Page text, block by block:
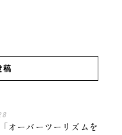
オーバーツーリズムを